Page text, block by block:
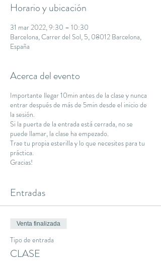
Horario y ubicación
31 mar 2022, 9:30 – 10:30
Barcelona, Carrer del Sol, 5, 08012 Barcelona,
España
Acerca del evento
Importante llegar 10min antes de la clase y nunca
entrar después de más de 5min desde el inicio de
la sesión.
Si la puerta de la entrada está cerrada, no se
puede llamar, la clase ha empezado.
Trae tu propia esterilla y lo que necesites para tu
práctica.
Gracias!
Entradas
Venta finalizada
Tipo de entrada
CLASE